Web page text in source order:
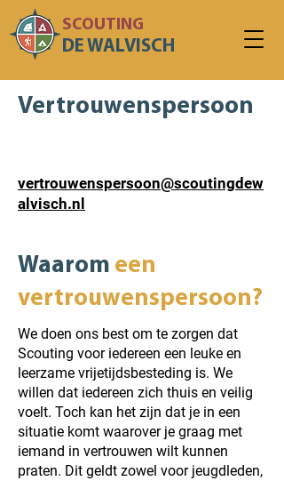
SCOUTING
DE WALVISCH
Vertrouwenspersoon
vertrouwenspersoon@scoutingdew
alvisch.nl
Waarom een
vertrouwenspersoon?
We doen ons best om te zorgen dat
Scouting voor iedereen een leuke en
leerzame vrijetijdsbesteding is. We
willen dat iedereen zich thuis en veilig
voelt. Toch kan het zijn dat je in een
situatie komt waarover je graag met
iemand in vertrouwen wilt kunnen
praten. Dit geldt zowel voor jeugdleden,